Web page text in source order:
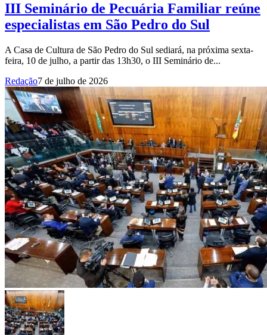
III Seminário de Pecuária Familiar reúne
especialistas em São Pedro do Sul
A Casa de Cultura de São Pedro do Sul sediará, na próxima sexta-
feira, 10 de julho, a partir das 13h30, o III Seminário de...
Redação7 de julho de 2026